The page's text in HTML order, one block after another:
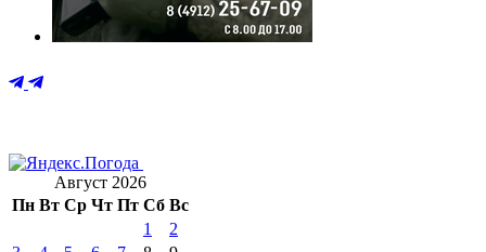
Август 2026
Пн Вт Ср Чт Пт Сб Вс
1
2